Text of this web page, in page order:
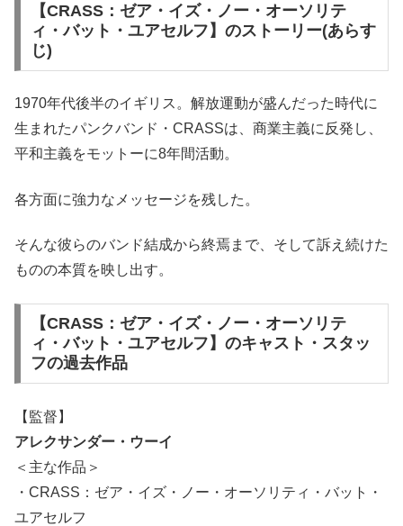
【CRASS：ゼア・イズ・ノー・オーソリテ
ィ・バット・ユアセルフ】のストーリー(あらす
じ)
1970年代後半のイギリス。解放運動が盛んだった時代に
生まれたパンクバンド・CRASSは、商業主義に反発し、
平和主義をモットーに8年間活動。
各方面に強力なメッセージを残した。
そんな彼らのバンド結成から終焉まで、そして訴え続けた
ものの本質を映し出す。
【CRASS：ゼア・イズ・ノー・オーソリテ
ィ・バット・ユアセルフ】のキャスト・スタッ
フの過去作品
【監督】
アレクサンダー・ウーイ
＜主な作品＞
・CRASS：ゼア・イズ・ノー・オーソリティ・バット・
ユアセルフ